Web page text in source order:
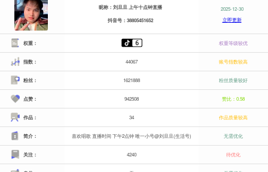
昵称：刘旦旦 上午十点钟直播
抖音号：38805451652
2025-12-30
立即更新
权重： 权重等级较优
指数： 44067 账号指数较高
粉丝： 1621888 粉丝质量较好
点赞： 942508 赞比：0.58
作品： 34 作品质量较高
简介： 喜欢唱歌 直播时间 下午2点钟 唯一小号@刘旦旦(生活号) 无需优化
关注： 4240 待优化